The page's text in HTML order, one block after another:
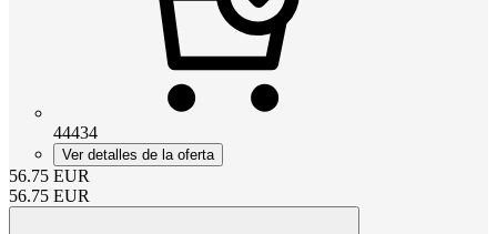
44434
Ver detalles de la oferta
56.75 EUR
56.75 EUR